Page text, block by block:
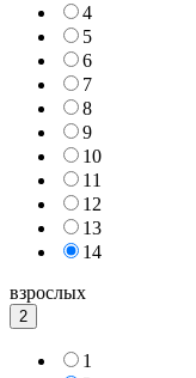
4
5
6
7
8
9
10
11
12
13
14
взрослых
2
1